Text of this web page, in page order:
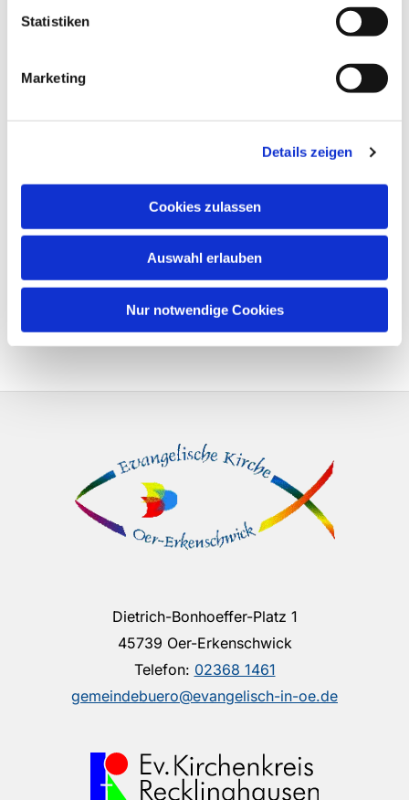
Statistiken
Marketing
Details zeigen
Cookies zulassen
Auswahl erlauben
Nur notwendige Cookies
Dietrich-Bonhoeffer-Platz 1
45739 Oer-Erkenschwick
Telefon: 02368 1461
gemeindebuero@evangelisch-in-oe.de